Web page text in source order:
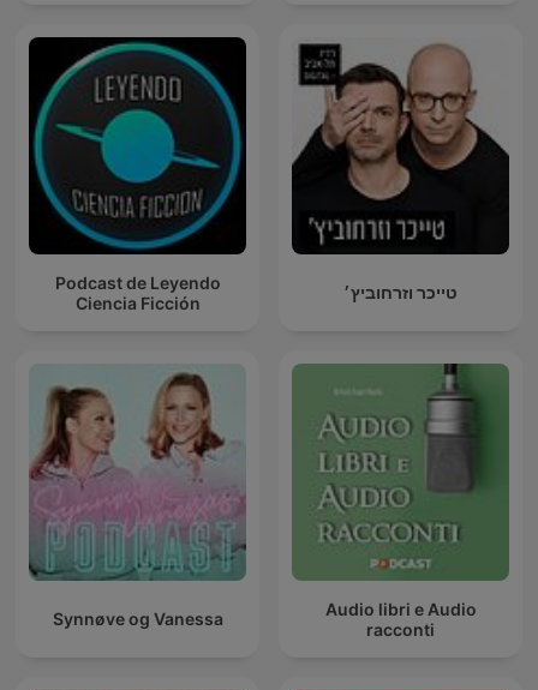
Podcast de Leyendo
Ciencia Ficción
טייכר וזרחוביץ׳
Synnøve og Vanessa
Audio libri e Audio
racconti